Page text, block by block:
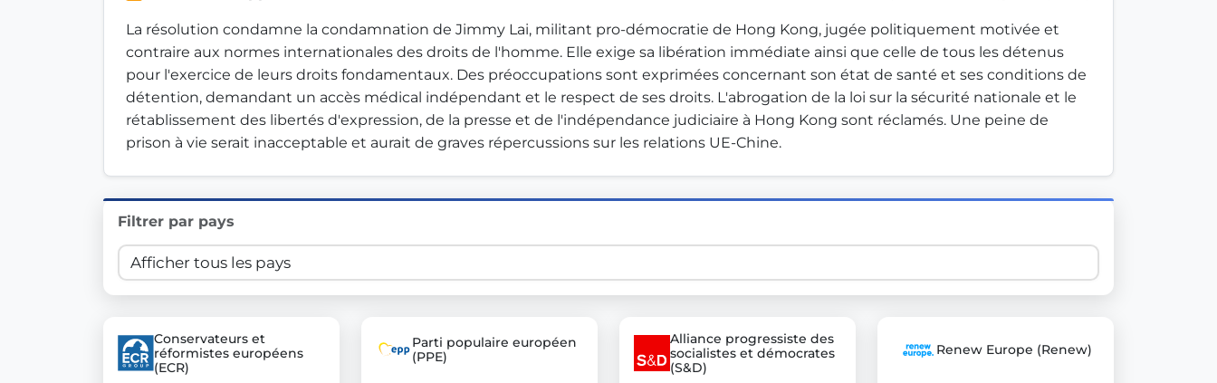
Innovation in Transparency
Check Some Votes (CSV), one of Germany's most advanced transparency platforms, which lets citizens explore thousands of EU Parliament votes in a clear
Get Involved
Become a member:Join us to advance digital democracy and transparency in Germany and Europe.
Volunteer:
La résolution condamne la condamnation de Jimmy Lai, militant pro-démocratie de Hong Kong, jugée politiquement motivée et
contraire aux normes internationales des droits de l'homme. Elle exige sa libération immédiate ainsi que celle de tous les détenus
pour l'exercice de leurs droits fondamentaux. Des préoccupations sont exprimées concernant son état de santé et ses conditions de
détention, demandant un accès médical indépendant et le respect de ses droits. L'abrogation de la loi sur la sécurité nationale et le
rétablissement des libertés d'expression, de la presse et de l'indépendance judiciaire à Hong Kong sont réclamés. Une peine de
prison à vie serait inacceptable et aurait de graves répercussions sur les relations UE-Chine.
Filtrer par pays
Conservateurs et
réformistes européens
(ECR)
Parti populaire européen
(PPE)
Alliance progressiste des
socialistes et démocrates
(S&D)
Renew Europe (Renew)